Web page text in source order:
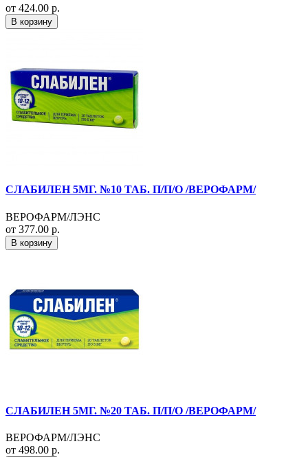
от 424.00 р.
В корзину
СЛАБИЛЕН 5МГ. №10 ТАБ. П/П/О /ВЕРОФАРМ/
ВЕРОФАРМ/ЛЭНС
от 377.00 р.
В корзину
СЛАБИЛЕН 5МГ. №20 ТАБ. П/П/О /ВЕРОФАРМ/
ВЕРОФАРМ/ЛЭНС
от 498.00 р.